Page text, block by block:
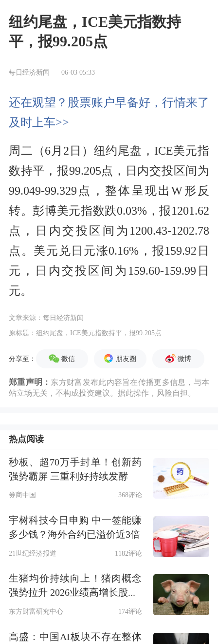
纽约尾盘，ICE美元指数持
平，报99.205点
每日经济新闻 06-03 05:33
还在观望？股票账户早备好，行情来了
及时上车>>
周二（6月2日）纽约尾盘，ICE美元指
数持平，报99.205点，日内交投区间为
99.049-99.329点，整体呈现出W形反
转。彭博美元指数跌0.03%，报1201.62
点，日内交投区间为1200.43-1202.78
点。美元兑日元涨0.16%，报159.92日
元，日内交投区间为159.60-159.99日
元。
文章来源：每日经济新闻
原标题：纽约尾盘，ICE美元指数持平，报99.205点
分享至： 微信 朋友圈 微博
郑重声明： 东方财富发布此内容旨在传播更多信息，与本
站立场无关，不构成投资建议。据此操作，风险自担。
热点阅读
秒板、超70万手封单！创新药
强势霸屏 三重利好持续发酵
券商中国 368评论
宇树科技今日申购 中一签能赚
多少钱？海外合约已溢价近3倍
21世纪经济报道 1182评论
生猪均价持续向上！猪肉概念
强势拉升 2026业绩高增长股...
东方财富研究中心 174评论
高盛：中国AI板块不存在整体